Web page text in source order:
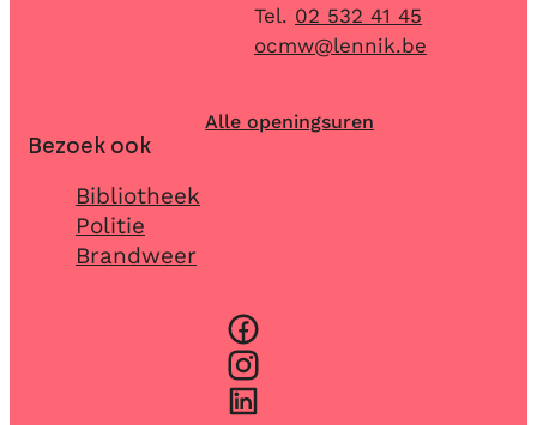
02 532 41 45
E-mailocmw@lennik.be
Alle openingsuren
Bezoek ook
Bibliotheek
Politie
Brandweer